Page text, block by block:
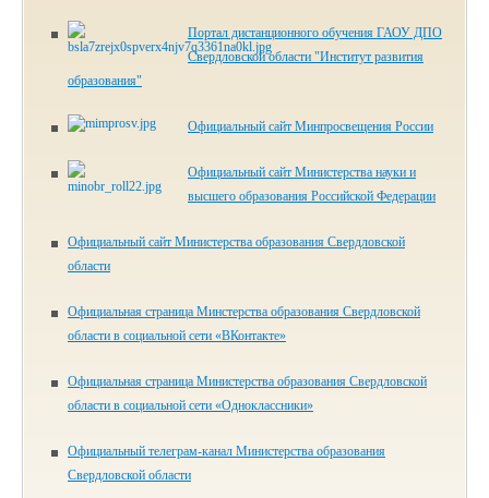
Портал дистанционного обучения ГАОУ ДПО
Свердловской области "Институт развития
образования"
Официальный сайт Минпросвещения России
Официальный сайт Министерства науки и
высшего образования Российской Федерации
Официальный сайт Министерства образования Свердловской
области
Официальная страница Минстерства образования Свердловской
области в социальной сети «ВКонтакте»
Официальная страница Министерства образования Свердловской
области в социальной сети «Одноклассники»
Официальный телеграм-канал Министерства образования
Свердловской области